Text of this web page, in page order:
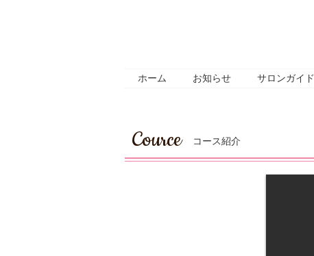
ホーム お知らせ サロンガイド
Cource コース紹介